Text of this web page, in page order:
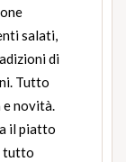
salati,
di
Tutto
e novità.
il piatto
tutto